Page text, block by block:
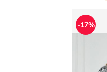
Kurtka
-17%